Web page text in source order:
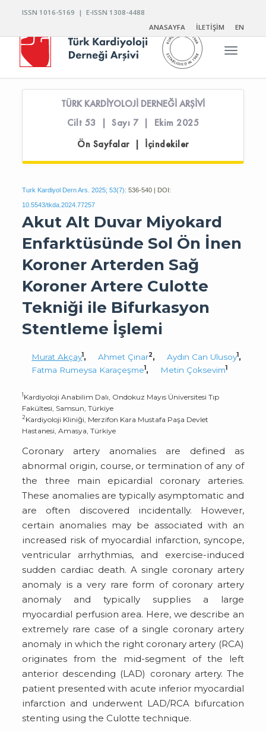
ISSN 1016-5169 | E-ISSN 1308-4488
ANASAYFA
İLETİŞİM EN
Toggle
TÜRK KARDİYOLOJİ DERNEĞİ ARŞİVİ
Cilt 53 | Sayı 7 | Ekim 2025
Ön Sayfalar | İçindekiler
Turk Kardiyol Dern Ars. 2025; 53(7): 536-540 | DOI:
10.5543/tkda.2024.77257
Akut Alt Duvar Miyokard
Enfarktüsünde Sol Ön İnen
Koroner Arterden Sağ
Koroner Artere Culotte
Tekniği ile Bifurkasyon
Stentleme İşlemi
Murat Akçay1, Ahmet Çınar2, Aydın Can Ulusoy1,
Fatma Rumeysa Karaçeşme1, Metin Çoksevim1
1Kardiyoloji Anabilim Dalı, Ondokuz Mayıs Üniversitesi Tıp
Fakültesi, Samsun, Türkiye
2Kardiyoloji Kliniği, Merzifon Kara Mustafa Paşa Devlet
Hastanesi, Amasya, Türkiye
Coronary artery anomalies are defined as
abnormal origin, course, or termination of any of
the three main epicardial coronary arteries.
These anomalies are typically asymptomatic and
are often discovered incidentally. However,
certain anomalies may be associated with an
increased risk of myocardial infarction, syncope,
ventricular arrhythmias, and exercise-induced
sudden cardiac death. A single coronary artery
anomaly is a very rare form of coronary artery
anomaly and typically supplies a large
myocardial perfusion area. Here, we describe an
extremely rare case of a single coronary artery
anomaly in which the right coronary artery (RCA)
originates from the mid-segment of the left
anterior descending (LAD) coronary artery. The
patient presented with acute inferior myocardial
infarction and underwent LAD/RCA bifurcation
stenting using the Culotte technique.